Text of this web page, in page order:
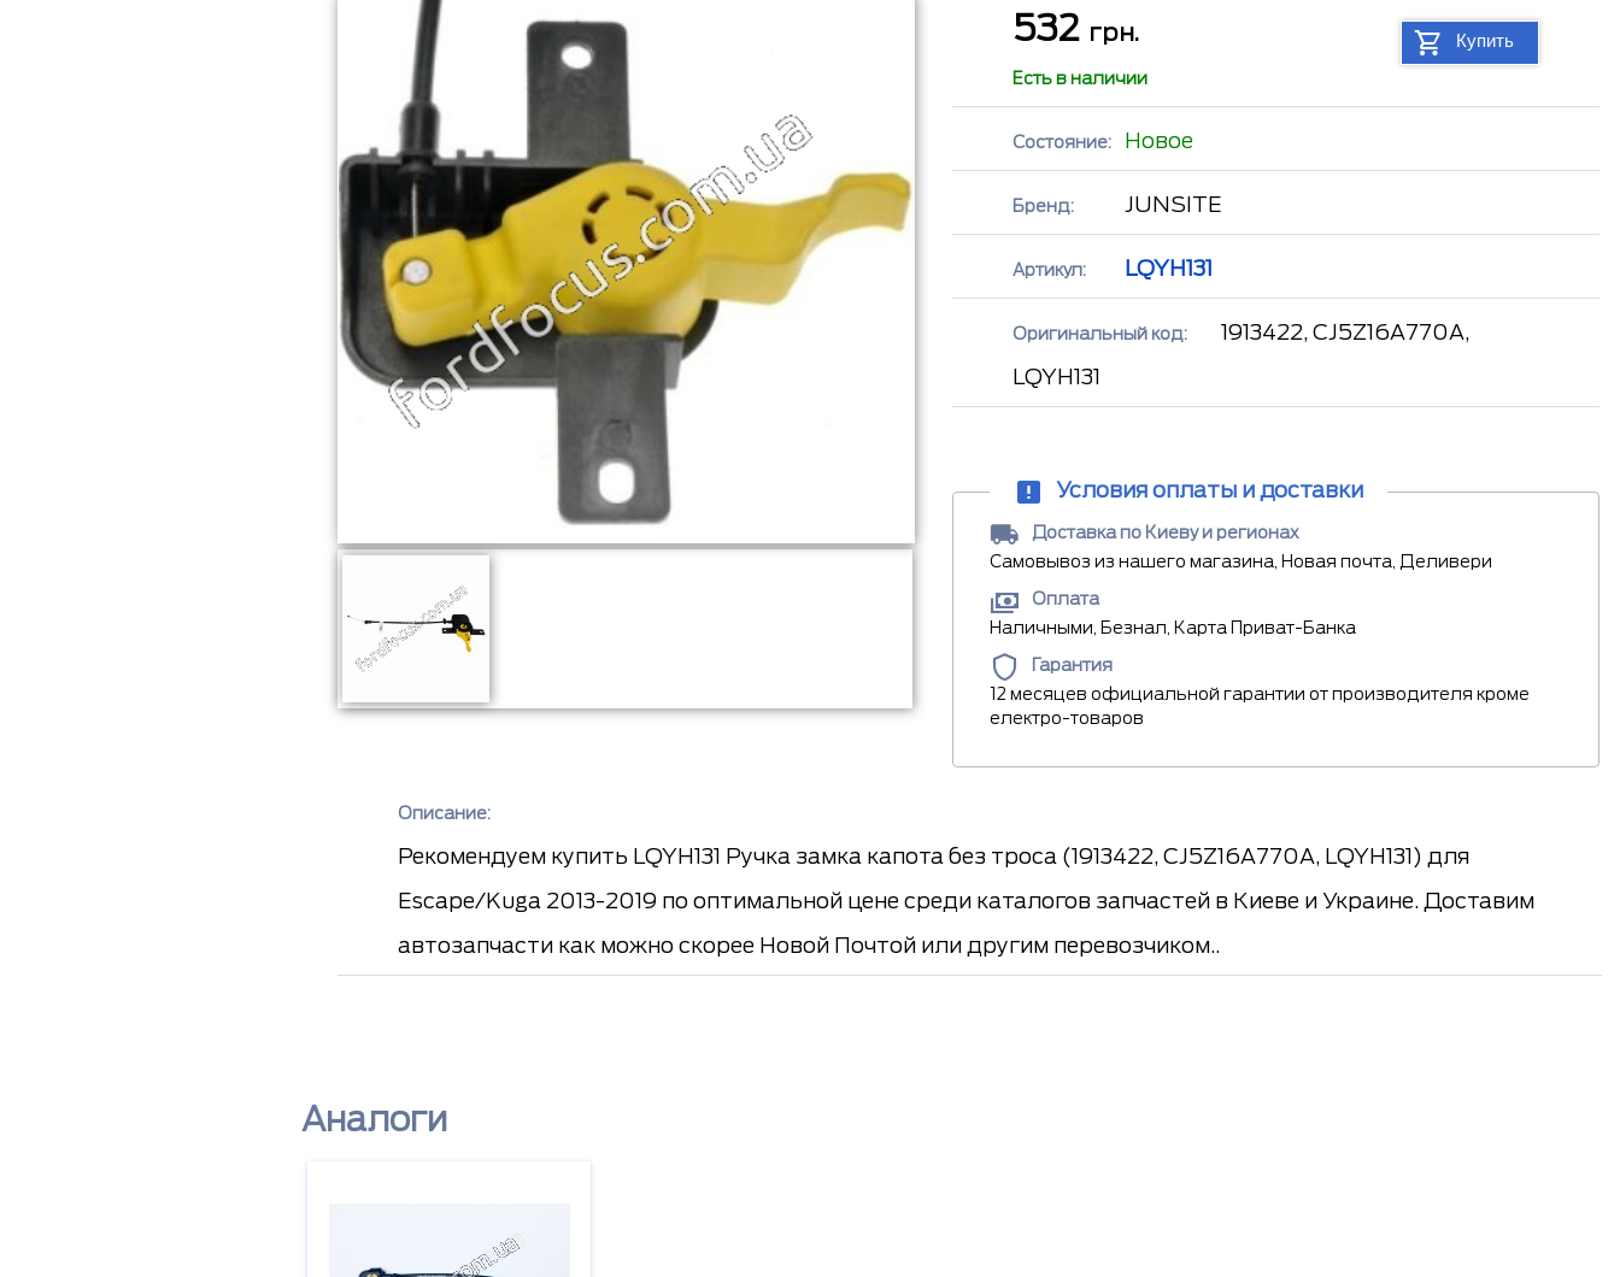
532 грн. Купить
Есть в наличии
Состояние: Новое
Бренд: JUNSITE
Артикул: LQYH131
Оригинальный код:
1913422, CJ5Z16A770A,
LQYH131
Условия оплаты и доставки
Доставка по Киеву и регионах
Самовывоз из нашего магазина, Новая почта, Деливери
Оплата
Наличными, Безнал, Карта Приват-Банка
Гарантия
12 месяцев официальной гарантии от производителя кроме
електро-товаров
Описание:
Рекомендуем купить LQYH131 Ручка замка капота без троса (1913422, CJ5Z16A770A, LQYH131) для
Escape/Kuga 2013-2019 по оптимальной цене среди каталогов запчастей в Киеве и Украине. Доставим
автозапчасти как можно скорее Новой Почтой или другим перевозчиком..
Аналоги